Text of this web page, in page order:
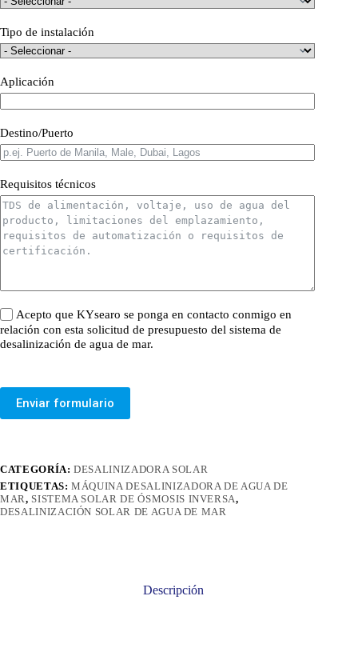
Tipo de instalación
Aplicación
Destino/Puerto
Requisitos técnicos
Acepto que KYsearo se ponga en contacto conmigo en
relación con esta solicitud de presupuesto del sistema de
desalinización de agua de mar.
Enviar formulario
CATEGORÍA:DESALINIZADORA SOLAR
ETIQUETAS:MÁQUINA DESALINIZADORA DE AGUA DE
MAR, SISTEMA SOLAR DE ÓSMOSIS INVERSA,
DESALINIZACIÓN SOLAR DE AGUA DE MAR
Descripción